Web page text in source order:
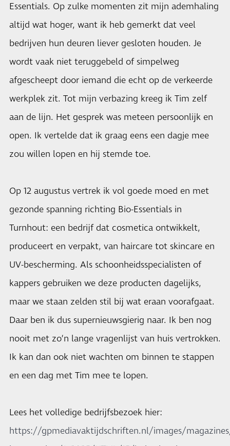
Essentials. Op zulke momenten zit mijn ademhaling
altijd wat hoger, want ik heb gemerkt dat veel
bedrijven hun deuren liever gesloten houden. Je
wordt vaak niet teruggebeld of simpelweg
afgescheept door iemand die echt op de verkeerde
werkplek zit. Tot mijn verbazing kreeg ik Tim zelf
aan de lijn. Het gesprek was meteen persoonlijk en
open. Ik vertelde dat ik graag eens een dagje mee
zou willen lopen en hij stemde toe.
Op 12 augustus vertrek ik vol goede moed en met
gezonde spanning richting Bio-Essentials in
Turnhout: een bedrijf dat cosmetica ontwikkelt,
produceert en verpakt, van haircare tot skincare en
UV-bescherming. Als schoonheidsspecialisten of
kappers gebruiken we deze producten dagelijks,
maar we staan zelden stil bij wat eraan voorafgaat.
Daar ben ik dus supernieuwsgierig naar. Ik ben nog
nooit met zo’n lange vragenlijst van huis vertrokken.
Ik kan dan ook niet wachten om binnen te stappen
en een dag met Tim mee te lopen.
Lees het volledige bedrijfsbezoek hier:
https://gpmediavaktijdschriften.nl/images/